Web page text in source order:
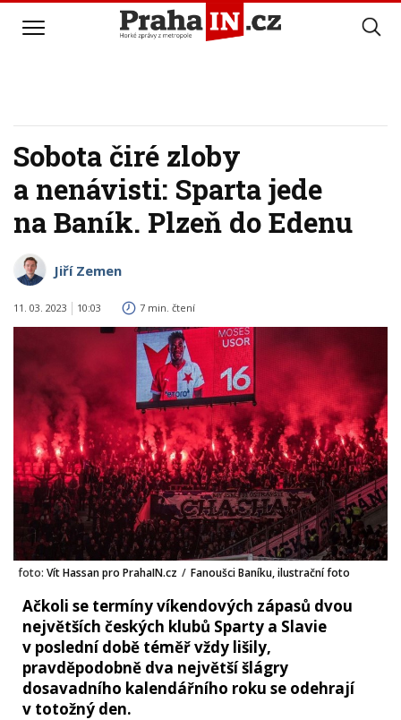
Sobota čiré zloby
a nenávisti: Sparta jede
na Baník. Plzeň do Edenu
Jiří Zemen
11. 03. 2023 10:03 7 min. čtení
foto: Vít Hassan pro PrahaIN.cz / Fanoušci Baníku, ilustrační foto
Ačkoli se termíny víkendových zápasů dvou
největších českých klubů Sparty a Slavie
v poslední době téměř vždy lišily,
pravděpodobně dva největší šlágry
dosavadního kalendářního roku se odehrají
v totožný den.